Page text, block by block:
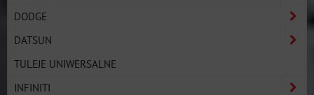
DODGE
DATSUN
TULEJE UNIWERSALNE
INFINITI